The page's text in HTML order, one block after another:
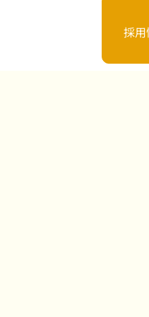
採